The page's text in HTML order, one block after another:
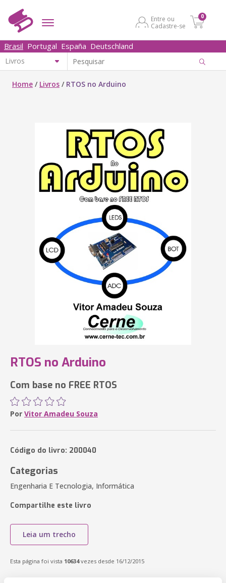
Entre ou
Cadastre-se
0
Brasil Portugal España Deutschland
Home / Livros / RTOS no Arduino
RTOS no Arduino
Com base no FREE RTOS
Por Vitor Amadeu Souza
Código do livro: 200040
Categorias
Engenharia E Tecnologia, Informática
Compartilhe este livro
Leia um trecho
Esta página foi vista 10634vezes desde 16/12/2015